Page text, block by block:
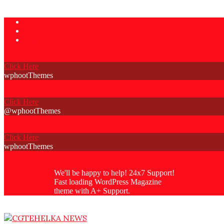
Skip
content
Click Here
wphootThemes
Click Here
@wphootThemes
Click Here
wphootThemes
We'll be happy to help! 24x7 Support!
Fast loading WordPress Magazine
theme with A+ Support.